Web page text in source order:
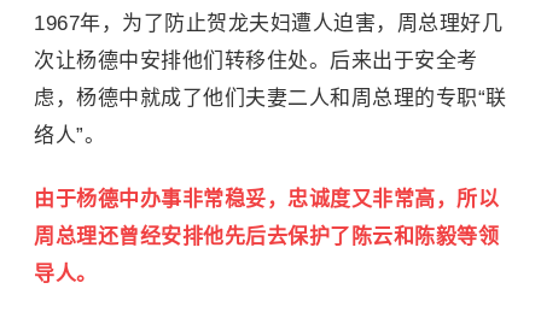
1967年，为了防止贺龙夫妇遭人迫害，周总理好几
次让杨德中安排他们转移住处。后来出于安全考
虑，杨德中就成了他们夫妻二人和周总理的专职“联
络人”。
由于杨德中办事非常稳妥，忠诚度又非常高，所以
周总理还曾经安排他先后去保护了陈云和陈毅等领
导人。